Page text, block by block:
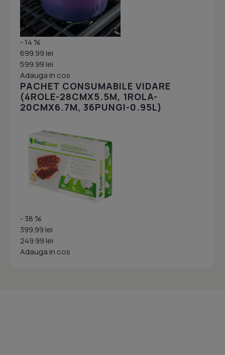
- 14 %
699.99 lei
599.99 lei
Adauga in cos
PACHET CONSUMABILE VIDARE
(4ROLE-28CMX5.5M, 1ROLA-
20CMX6.7M, 36PUNGI-0.95L)
- 38 %
399.99 lei
249.99 lei
Adauga in cos